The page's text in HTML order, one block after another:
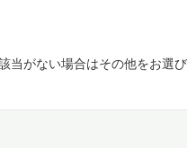
当がない場合はその他をお選び